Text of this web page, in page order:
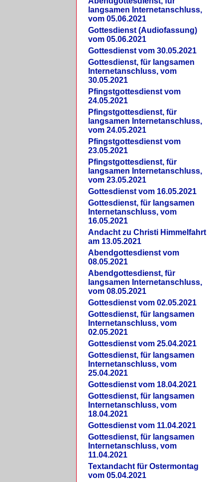
langsamen Internetanschluss,
vom 05.06.2021
Gottesdienst (Audiofassung)
vom 05.06.2021
Gottesdienst vom 30.05.2021
Gottesdienst, für langsamen
Internetanschluss, vom
30.05.2021
Pfingstgottesdienst vom
24.05.2021
Pfingstgottesdienst, für
langsamen Internetanschluss,
vom 24.05.2021
Pfingstgottesdienst vom
23.05.2021
Pfingstgottesdienst, für
langsamen Internetanschluss,
vom 23.05.2021
Gottesdienst vom 16.05.2021
Gottesdienst, für langsamen
Internetanschluss, vom
16.05.2021
Andacht zu Christi Himmelfahrt
am 13.05.2021
Abendgottesdienst vom
08.05.2021
Abendgottesdienst, für
langsamen Internetanschluss,
vom 08.05.2021
Gottesdienst vom 02.05.2021
Gottesdienst, für langsamen
Internetanschluss, vom
02.05.2021
Gottesdienst vom 25.04.2021
Gottesdienst, für langsamen
Internetanschluss, vom
25.04.2021
Gottesdienst vom 18.04.2021
Gottesdienst, für langsamen
Internetanschluss, vom
18.04.2021
Gottesdienst vom 11.04.2021
Gottesdienst, für langsamen
Internetanschluss, vom
11.04.2021
Textandacht für Ostermontag
vom 05.04.2021